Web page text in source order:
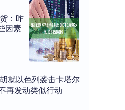
：昨
因素
就以色列袭击卡塔尔
再发动类似行动